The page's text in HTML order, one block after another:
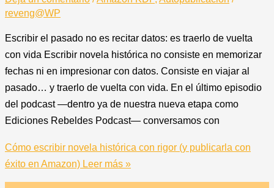
reveng@WP
Escribir el pasado no es recitar datos: es traerlo de vuelta
con vida Escribir novela histórica no consiste en memorizar
fechas ni en impresionar con datos. Consiste en viajar al
pasado… y traerlo de vuelta con vida. En el último episodio
del podcast —dentro ya de nuestra nueva etapa como
Ediciones Rebeldes Podcast— conversamos con
Cómo escribir novela histórica con rigor (y publicarla con
éxito en Amazon) Leer más »